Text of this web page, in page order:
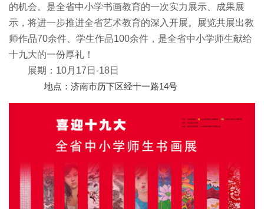
的机会。是全省中小学书画教育的一次实力展示、成果展
示，将进一步推进全省艺术教育的深入开展。展览共展出教
师作品70余件、学生作品100余件，是全省中小学师生献给
十九大的一份厚礼！
展期：10月17日-18日
地点：济南市历下区经十一路14号